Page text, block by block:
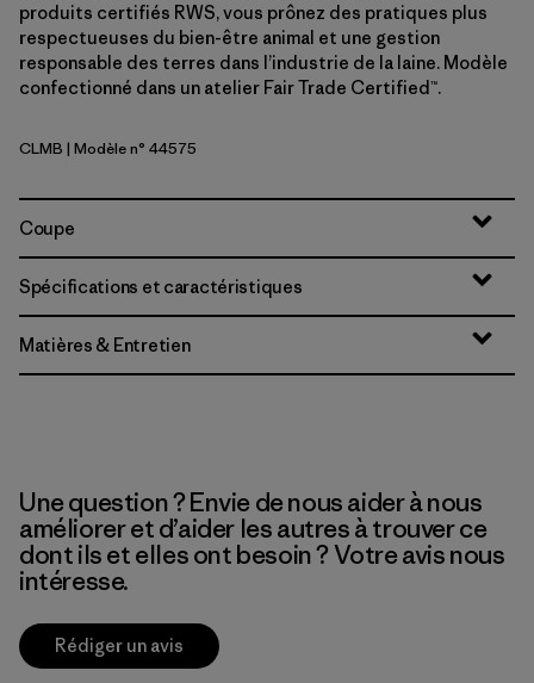
produits certifiés RWS, vous prônez des pratiques plus
respectueuses du bien-être animal et une gestion
responsable des terres dans l’industrie de la laine. Modèle
confectionné dans un atelier Fair Trade Certified™.
Clement Blue
CLMB | Modèle n° 44575
Coupe
Spécifications et caractéristiques
Matières & Entretien
Une question ? Envie de nous aider à nous
améliorer et d’aider les autres à trouver ce
dont ils et elles ont besoin ? Votre avis nous
intéresse.
Rédiger un avis